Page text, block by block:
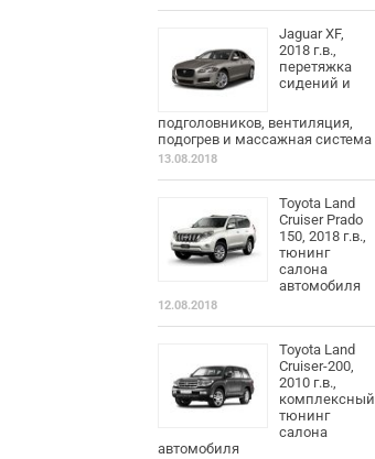
Jaguar XF,
2018 г.в.,
перетяжка
сидений и
подголовников, вентиляция,
подогрев и массажная система
13.08.2018
Toyota Land
Cruiser Prado
150, 2018 г.в.,
тюнинг
салона
автомобиля
12.08.2018
Toyota Land
Cruiser-200,
2010 г.в.,
комплексный
тюнинг
салона
автомобиля